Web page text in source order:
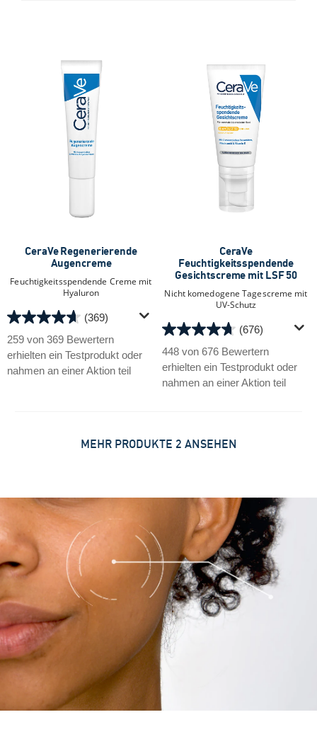
CeraVe Regenerierende
Augencreme
Feuchtigkeitsspendende Creme mit
Hyaluron
(369)
4.6
von
5
Sternen.
259 von 369 Bewertern
erhielten ein Testprodukt oder
nahmen an einer Aktion teil
CeraVe
Feuchtigkeitsspendende
Gesichtscreme mit LSF 50
Nicht komedogene Tagescreme mit
UV-Schutz
(676)
4.7
von
5
Sternen.
448 von 676 Bewertern
erhielten ein Testprodukt oder
nahmen an einer Aktion teil
MEHR PRODUKTE 2 ANSEHEN